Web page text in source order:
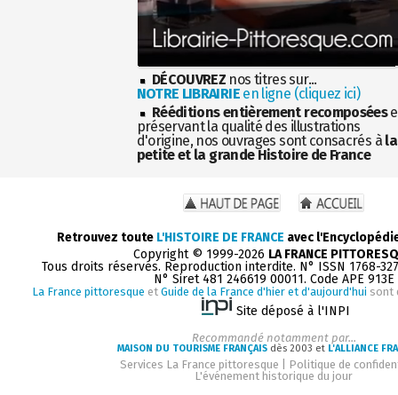
DÉCOUVREZ nos titres sur...
NOTRE LIBRAIRIEen ligne (cliquez ici)
Rééditions entièrement recomposées
préservant la qualité des illustrations
d'origine, nos ouvrages sont consacrés à la
petite et la grande Histoire de France
Retrouvez toute L'HISTOIRE DE FRANCE avec
Copyright © 1999-2026 LA FRANCE
Tous droits réservés. Reproduction interdite. N° ISSN 1768-
N° Siret 481 246619 00011. Code APE 913E
La France pittoresque et Guide de la France d'hier et d'aujourd'hui sont
Site déposé à l'INPI
Recommandé notamment par...
MAISON DU TOURISME FRANÇAISdès 2003 et L'ALLIANCE
Services La France pittoresque
Politique de
L'événement historique du jour